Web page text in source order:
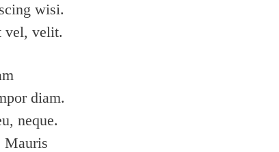
wisi.
vel, velit.
diam.
neque.
Mauris